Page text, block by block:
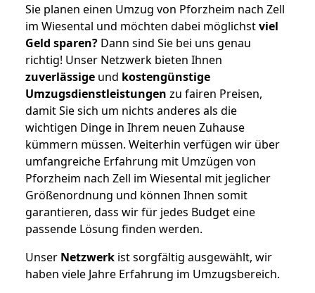
Sie planen einen Umzug von Pforzheim nach Zell
im Wiesental und möchten dabei möglichstviel
Geld sparen? Dann sind Sie bei uns genau
richtig! Unser Netzwerk bieten Ihnen
zuverlässige und kostengünstige
Umzugsdienstleistungen zu fairen Preisen,
damit Sie sich um nichts anderes als die
wichtigen Dinge in Ihrem neuen Zuhause
kümmern müssen. Weiterhin verfügen wir über
umfangreiche Erfahrung mit Umzügen von
Pforzheim nach Zell im Wiesental mit jeglicher
Größenordnung und können Ihnen somit
garantieren, dass wir für jedes Budget eine
passende Lösung finden werden.
Unser Netzwerk ist sorgfältig ausgewählt, wir
haben viele Jahre Erfahrung im Umzugsbereich.